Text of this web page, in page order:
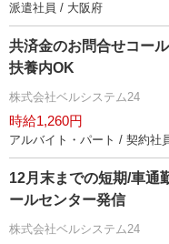
派遣社員 / 大阪府
共済金のお問合せコー
扶養内OK
株式会社ベルシステム24
時給1,260円
アルバイト・パート / 契約社
12月末までの短期/車通
ールセンター発信
株式会社ベルシステム24